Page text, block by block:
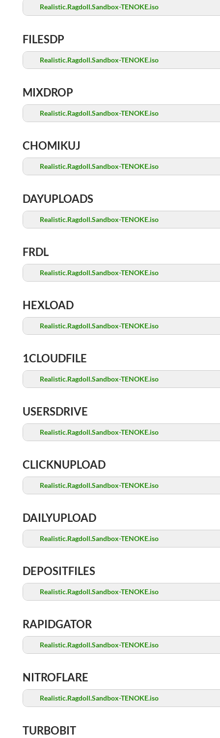
Realistic.Ragdoll.Sandbox-TENOKE.iso
FILESDP
Realistic.Ragdoll.Sandbox-TENOKE.iso
MIXDROP
Realistic.Ragdoll.Sandbox-TENOKE.iso
CHOMIKUJ
Realistic.Ragdoll.Sandbox-TENOKE.iso
DAYUPLOADS
Realistic.Ragdoll.Sandbox-TENOKE.iso
FRDL
Realistic.Ragdoll.Sandbox-TENOKE.iso
HEXLOAD
Realistic.Ragdoll.Sandbox-TENOKE.iso
1CLOUDFILE
Realistic.Ragdoll.Sandbox-TENOKE.iso
USERSDRIVE
Realistic.Ragdoll.Sandbox-TENOKE.iso
CLICKNUPLOAD
Realistic.Ragdoll.Sandbox-TENOKE.iso
DAILYUPLOAD
Realistic.Ragdoll.Sandbox-TENOKE.iso
DEPOSITFILES
Realistic.Ragdoll.Sandbox-TENOKE.iso
RAPIDGATOR
Realistic.Ragdoll.Sandbox-TENOKE.iso
NITROFLARE
Realistic.Ragdoll.Sandbox-TENOKE.iso
TURBOBIT